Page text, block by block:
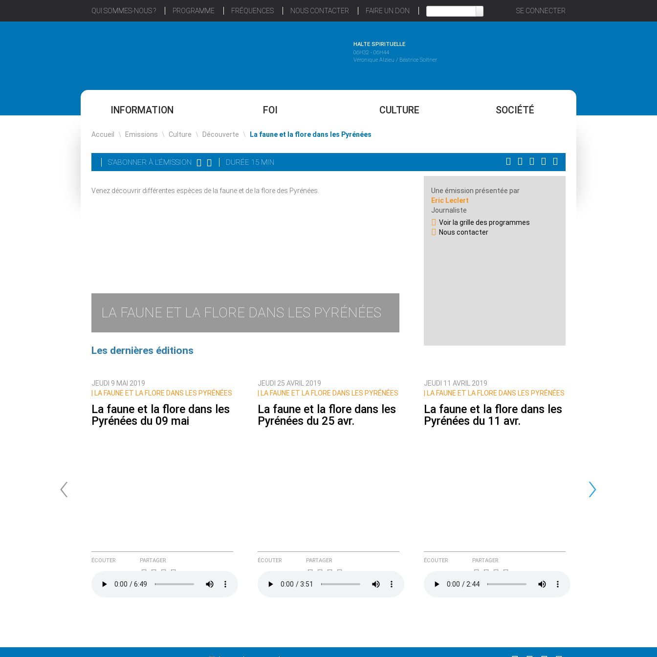
QUI SOMMES-NOUS ? PROGRAMME FRÉQUENCES NOUS CONTACTER FAIRE UN DON SE CONNECTER
HALTE SPIRITUELLE
06H32 - 06H44
Véronique Alzieu / Béatrice Soltner
INFORMATION FOI CULTURE SOCIÉTÉ
Accueil \ Emissions \ Culture \ Découverte \ La faune et la flore dans les Pyrénées
S'ABONNER À L'ÉMISSION DURÉE 15 MIN
LA FAUNE ET LA FLORE DANS LES PYRÉNÉES
Venez découvrir différentes espèces de la faune et de la flore des Pyrénées.
Une émission présentée par
Eric Leclert
Journaliste
Voir la grille des programmes
Nous contacter
Les dernières éditions
‹ ›
JEUDI 9 MAI 2019
LA FAUNE ET LA FLORE DANS LES PYRÉNÉES
La faune et la flore dans les
Pyrénées du 09 mai
ÉCOUTER PARTAGER
JEUDI 25 AVRIL 2019
LA FAUNE ET LA FLORE DANS LES PYRÉNÉES
La faune et la flore dans les
Pyrénées du 25 avr.
ÉCOUTER PARTAGER
JEUDI 11 AVRIL 2019
LA FAUNE ET LA FLORE DANS LES PYRÉNÉES
La faune et la flore dans les
Pyrénées du 11 avr.
ÉCOUTER PARTAGER